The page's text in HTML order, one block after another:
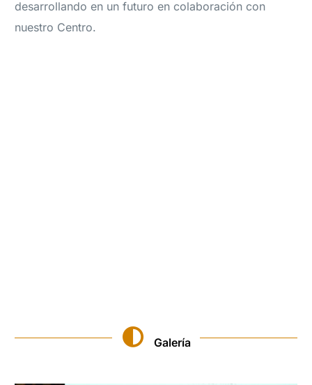
desarrollando en un futuro en colaboración con
nuestro Centro.
Galería